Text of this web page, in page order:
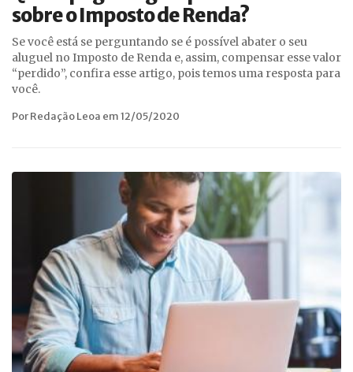
sobre o Imposto de Renda?
Se você está se perguntando se é possível abater o seu
aluguel no Imposto de Renda e, assim, compensar esse valor
“perdido”, confira esse artigo, pois temos uma resposta para
você.
Por Redação Leoa em 12/05/2020